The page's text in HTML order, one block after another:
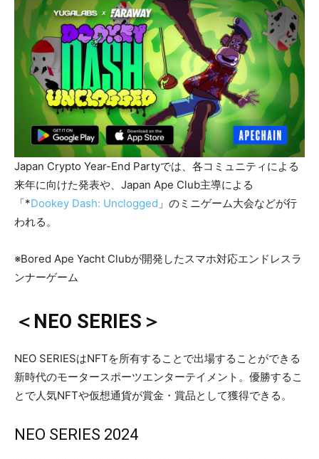
Japan Crypto Year-End Partyでは、各コミュニティによる
来年に向けた発表や、Japan Ape Club主導による
「*Dookey Dash: Unclogged 」のミニゲーム大会などが行
われる。
※Bored Ape Yacht Clubが開発したスマホ対応エンドレスラ
ンナーゲーム
＜NEO SERIES＞
NEO SERIESはNFTを所有することで出場することができる
新時代のモータースポーツエンターテイメント。優勝するこ
とで人気NFTや仮想通貨が賞金・賞品として獲得できる。
​NEO SERIES 2024